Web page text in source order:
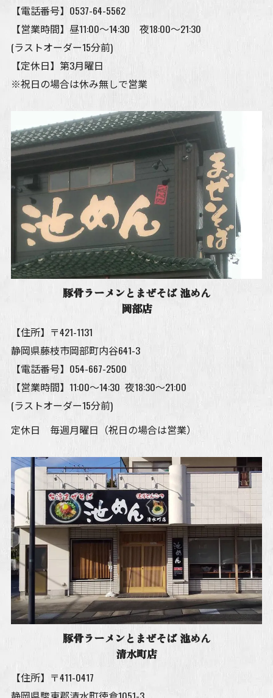
【電話番号】 0537-64-5562
【営業時間】昼11:00～14:30 夜18:00～21:30
(ラストオーダー15分前)
【定休日】第3月曜日
※祝日の場合は休み無しで営業
豚骨ラーメンとまぜそば 池めん
岡部店
【住所】〒421-1131
静岡県藤枝市岡部町内谷641-3
【電話番号】 054-667-2500
【営業時間】11:00～14:30 夜18:30～21:00
(ラストオーダー15分前)
定休日 毎週月曜日（祝日の場合は営業）
豚骨ラーメンとまぜそば 池めん
清水町店
【住所】〒411-0417